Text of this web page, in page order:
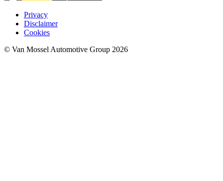
Privacy
Disclaimer
Cookies
© Van Mossel Automotive Group 2026